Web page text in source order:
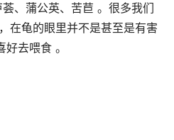
、蒲公英、苦苣 。很多我们
在龟的眼里并不是甚至是有害
去喂食 。